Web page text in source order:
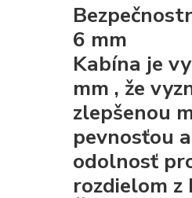
6 mm
Kabína je
mm , že
zlepšenou
pevnosťou
odolnosť
rozdielom z